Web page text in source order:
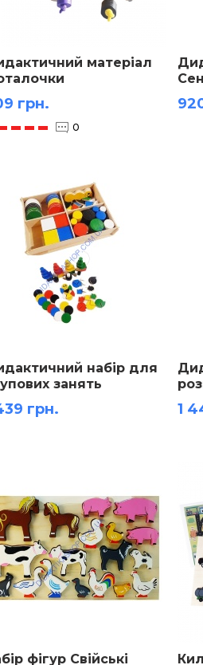
матеріал
грн.
0
набір для
занять
грн. 1
фігур Свійські